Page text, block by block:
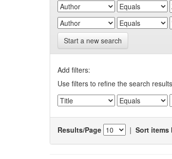
Start a new search
Add filters:
Use filters to refine the search
Results/Page | Sort items